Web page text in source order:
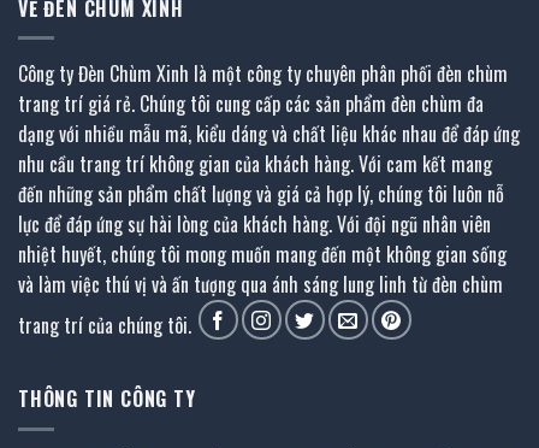
VỀ ĐÈN CHÙM XINH
Công ty Đèn Chùm Xinh là một công ty chuyên phân phối đèn chùm
trang trí giá rẻ. Chúng tôi cung cấp các sản phẩm đèn chùm đa
dạng với nhiều mẫu mã, kiểu dáng và chất liệu khác nhau để đáp ứng
nhu cầu trang trí không gian của khách hàng. Với cam kết mang
đến những sản phẩm chất lượng và giá cả hợp lý, chúng tôi luôn nỗ
lực để đáp ứng sự hài lòng của khách hàng. Với đội ngũ nhân viên
nhiệt huyết, chúng tôi mong muốn mang đến một không gian sống
và làm việc thú vị và ấn tượng qua ánh sáng lung linh từ đèn chùm
trang trí của chúng tôi.
THÔNG TIN CÔNG TY